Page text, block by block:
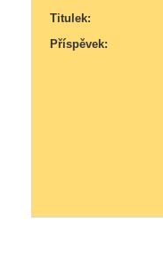
Titulek:
Příspěvek: